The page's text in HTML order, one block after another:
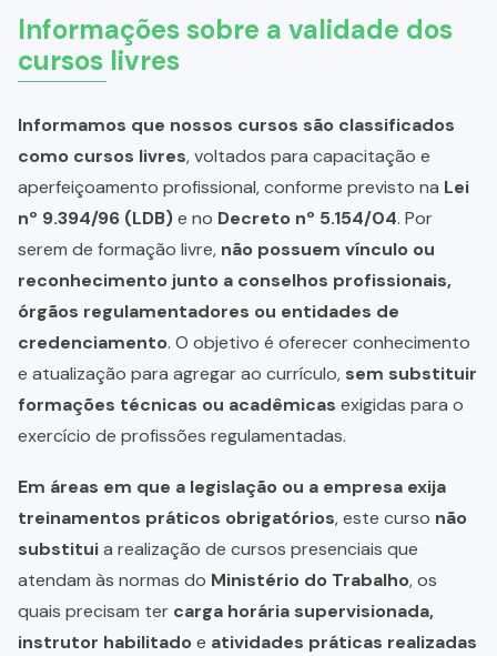
Informações sobre a validade dos
cursos livres
Informamos que nossos cursos são classificados
como cursos livres, voltados para capacitação e
aperfeiçoamento profissional, conforme previsto na Lei
nº 9.394/96 (LDB)e no Decreto nº 5.154/04. Por
serem de formação livre, não possuem vínculo ou
reconhecimento junto a conselhos profissionais,
órgãos regulamentadores ou entidades de
credenciamento. O objetivo é oferecer conhecimento
e atualização para agregar ao currículo, sem substituir
formações técnicas ou acadêmicas exigidas para o
exercício de profissões regulamentadas.
Em áreas em que a legislação ou a empresa exija
treinamentos práticos obrigatórios, este curso não
substituia realização de cursos presenciais que
atendam às normas do Ministério do Trabalho, os
quais precisam ter carga horária supervisionada,
instrutor habilitadoe atividades práticas realizadas